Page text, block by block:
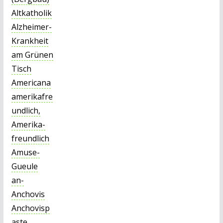
Altkatholik
Alzheimer-
Krankheit
am Grünen
Tisch
Americana
amerikafre
undlich,
Amerika-
freundlich
Amuse-
Gueule
an-
Anchovis
Anchovisp